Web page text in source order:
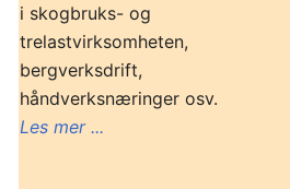
i skogbruks- og
trelastvirksomheten,
bergverksdrift,
håndverksnæringer osv.
Les mer ...